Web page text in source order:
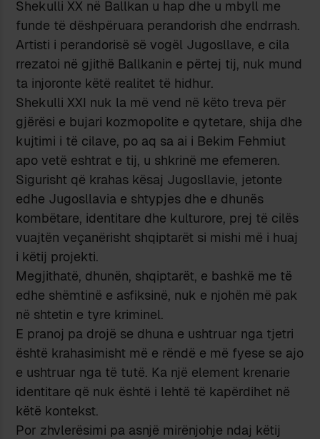
Shekulli XX në Ballkan u hap dhe u mbyll me
funde të dëshpëruara perandorish dhe endrrash.
Artisti i perandorisë së vogël Jugosllave, e cila
rrezatoi në gjithë Ballkanin e përtej tij, nuk mund
ta injoronte këtë realitet të hidhur.
Shekulli XXI nuk la më vend në këto treva për
gjërësi e bujari kozmopolite e qytetare, shija dhe
kujtimi i të cilave, po aq sa ai i Bekim Fehmiut
apo vetë eshtrat e tij, u shkrinë me efemeren.
Sigurisht që krahas kësaj Jugosllavie, jetonte
edhe Jugosllavia e shtypjes dhe e dhunës
kombëtare, identitare dhe kulturore, prej të cilës
vuajtën veçanërisht shqiptarët si mishi më i huaj
i këtij projekti.
Megjithatë, dhunën, shqiptarët, e bashkë me të
edhe shëmtinë e asfiksinë, nuk e njohën më pak
në shtetin e tyre kriminel.
E pranoj pa drojë se dhuna e ushtruar nga tjetri
është krahasimisht më e rëndë e më fyese se ajo
e ushtruar nga të tutë. Ka një element krenarie
identitare që nuk është i lehtë të kapërdihet në
këtë kontekst.
Por zhvlerësimi pa asnjë mirënjohje ndaj këtij